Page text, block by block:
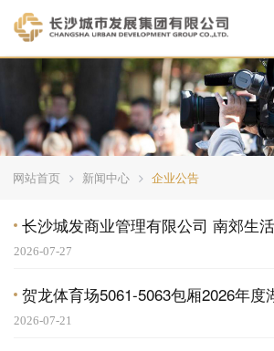
网站首页 新闻中心 企业公告
2026-07-27
2026-07-21